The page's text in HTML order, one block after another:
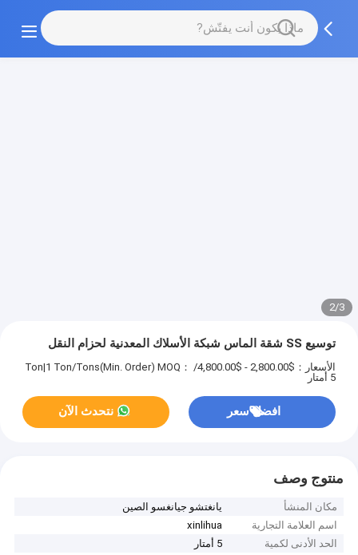
2/3
توسيع SS شقة الماس شبكة الأسلاك المعدنية لحزام النقل
الأسعار：$2,800.00 - $4,800.00/ Ton|1 Ton/Tons(Min. Order)
MOQ：
5 أمتار
افضل سعر نتحدث الآن
منتوج وصف
مكان المنشأ
يانغتشو جيانغسو الصين
اسم العلامة التجارية
xinlihua
الحد الأدنى لكمية
5 أمتار